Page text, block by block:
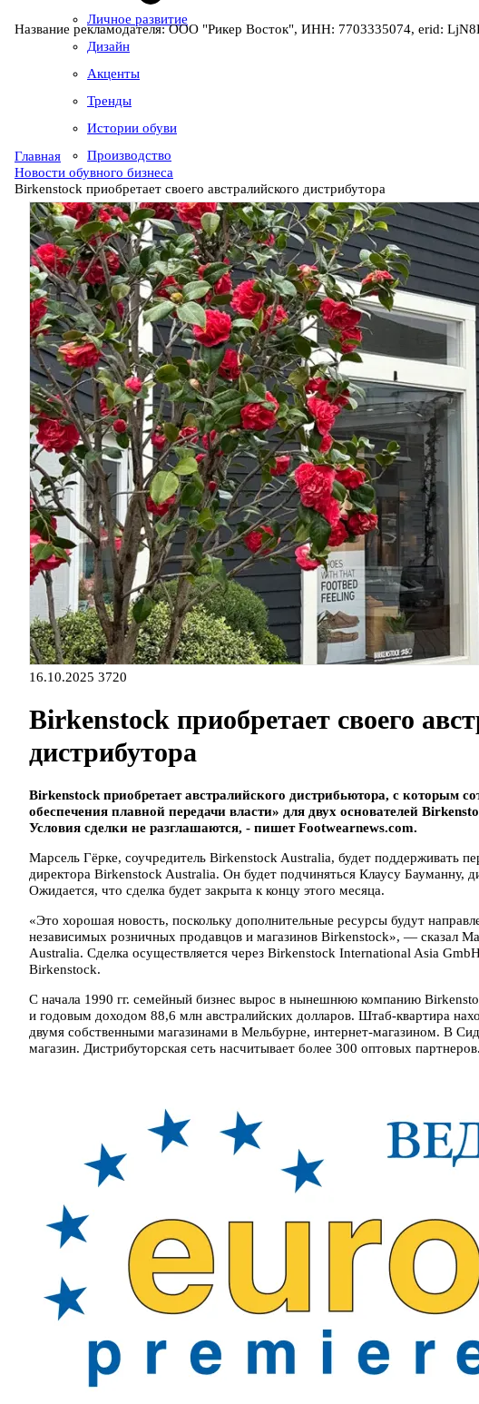
Личное развитие
Дизайн
Акценты
Тренды
Истории обуви
Производство
Название рекламодателя: ООО "Рикер Восток", ИНН: 7703335074, erid:
Главная
Новости обувного бизнеса
Birkenstock приобретает своего австралийского дистрибутора
16.10.2025 3720
Birkenstock приобретает своего
дистрибутора
Birkenstock приобретает австралийского дистрибьютора, с которым
обеспечения плавной передачи власти» для двух основателей
Условия сделки не разглашаются, - пишет Footwearnews.com.
Марсель Гёрке, соучредитель Birkenstock Australia, будет поддерживать
директора Birkenstock Australia. Он будет подчиняться Клаусу Бауманну,
Ожидается, что сделка будет закрыта к концу этого месяца.
«Это хорошая новость, поскольку дополнительные ресурсы будут
независимых розничных продавцов и магазинов Birkenstock», — сказал
Australia. Сделка осуществляется ​​через Birkenstock International Asia
Birkenstock.
С начала 1990 гг. семейный бизнес вырос в нынешнюю компанию
и годовым доходом 88,6 млн австралийских долларов. Штаб-квартира
двумя собственными магазинами в Мельбурне, интернет-магазином. В
магазин. Дистрибуторская сеть насчитывает более 300 оптовых партнеров.